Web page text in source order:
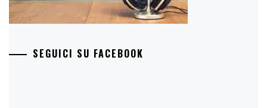
SEGUICI SU FACEBOOK